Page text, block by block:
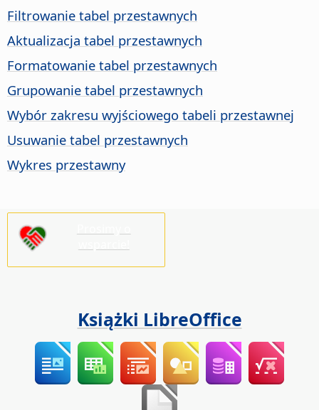
Filtrowanie tabel przestawnych
Aktualizacja tabel przestawnych
Formatowanie tabel przestawnych
Grupowanie tabel przestawnych
Wybór zakresu wyjściowego tabeli przestawnej
Usuwanie tabel przestawnych
Wykres przestawny
Książki LibreOffice